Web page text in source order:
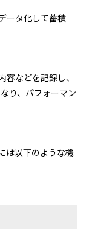
ータ化して蓄積
などを記録し、
り、パフォーマン
は以下のような機